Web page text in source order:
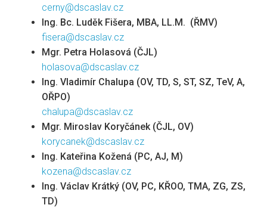
cerny@dscaslav.cz
Ing. Bc. Luděk Fišera, MBA, LL.M. (ŘMV)
fisera@dscaslav.cz
Mgr. Petra Holasová (ČJL)
holasova@dscaslav.cz
Ing. Vladimír Chalupa (OV, TD, S, ST, SZ, TeV, A,
OŘPO)
chalupa@dscaslav.cz
Mgr. Miroslav Koryčánek (ČJL, OV)
korycanek@dscaslav.cz
Ing. Kateřina Kožená (PC, AJ, M)
kozena@dscaslav.cz
Ing. Václav Krátký (OV, PC, KŘOO, TMA, ZG, ZS,
TD)